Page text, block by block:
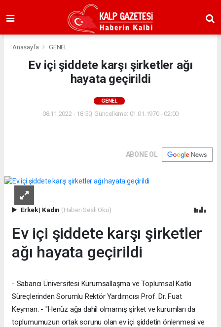
Anasayfa GENEL
Ev içi şiddete karşı şirketler ağı
hayata geçirildi
GENEL
08.11.2022 - 18:50, Güncelleme: 01.01.1970 - 02:00
ABONE OL
Erkek| Kadın (Haberi Sesli Oku)
Ev içi şiddete karşı şirketler
ağı hayata geçirildi
- Sabancı Üniversitesi Kurumsallaşma ve Toplumsal Katkı
Süreçlerinden Sorumlu Rektör Yardımcısı Prof. Dr. Fuat
Keyman: - "Henüz ağa dahil olmamış şirket ve kurumları da
toplumumuzun ortak sorunu olan ev içi şiddetin önlenmesi ve